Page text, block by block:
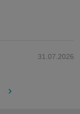
31.07.2026